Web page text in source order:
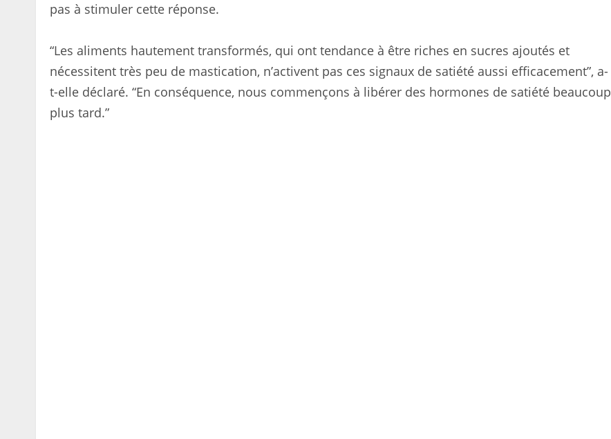
pas à stimuler cette réponse.
“Les aliments hautement transformés, qui ont tendance à être riches en sucres ajoutés et
nécessitent très peu de mastication, n’activent pas ces signaux de satiété aussi efficacement”, a-
t-elle déclaré. “En conséquence, nous commençons à libérer des hormones de satiété beaucoup
plus tard.”